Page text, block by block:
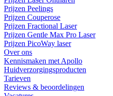
Prijzen Peelings
Prijzen Couperose
Prijzen Fractional Laser
Prijzen Gentle Max Pro Laser
Prijzen PicoWay laser
Over ons
Kennismaken met Apollo
Huidverzorgingsproducten
Tarieven
Reviews & beoordelingen